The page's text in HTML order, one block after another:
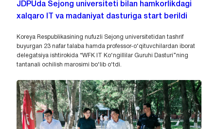
JDPUda Sejong universiteti bilan hamkorlikdagi
xalqaro IT va madaniyat dasturiga start berildi
Koreya Respublikasining nufuzli Sejong universitetidan tashrif
buyurgan 23 nafar talaba hamda professor-o‘qituvchilardan iborat
delegatsiya ishtirokida “WFK IT Ko‘ngillilar Guruhi Dasturi”ning
tantanali ochilish marosimi bo‘lib o‘tdi.